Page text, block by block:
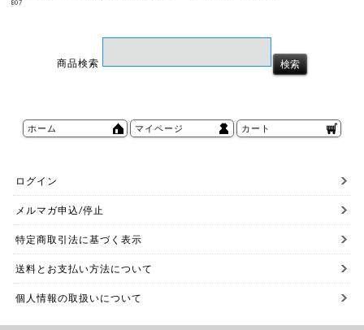
807
商品検索
ホーム マイページ カート
ログイン
メルマガ申込/停止
特定商取引法に基づく表示
送料とお支払い方法について
個人情報の取扱いについて